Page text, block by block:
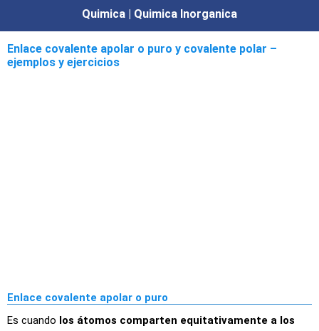
Quimica | Quimica Inorganica
Enlace covalente apolar o puro y covalente polar –
ejemplos y ejercicios
Enlace covalente apolar o puro
Es cuando los átomos comparten equitativamente a los